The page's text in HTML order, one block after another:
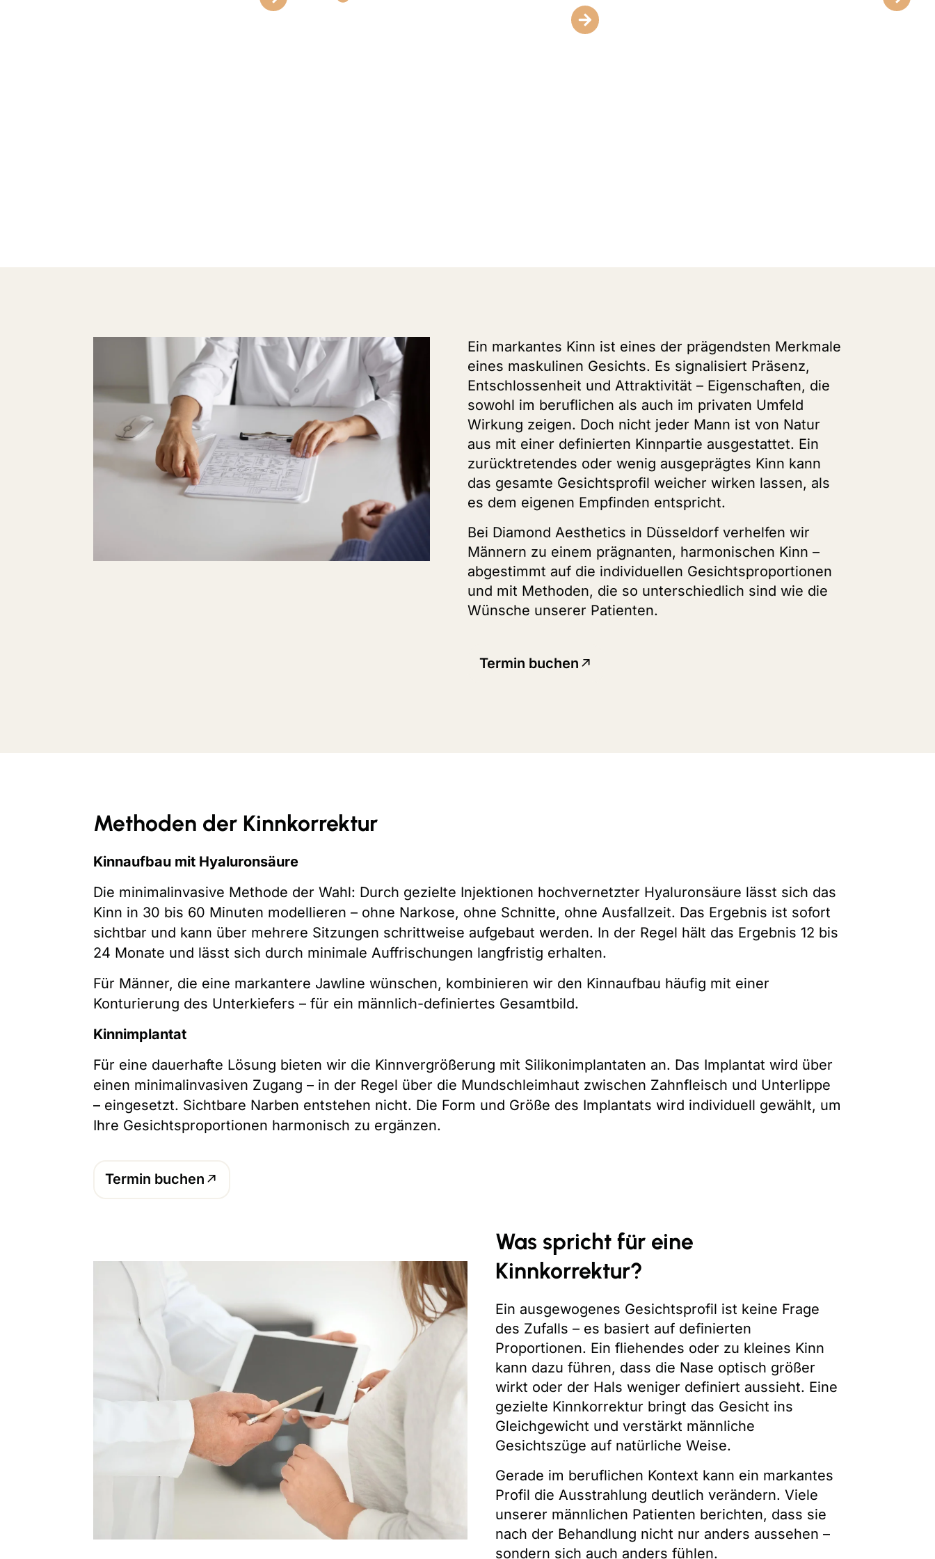
Ein markantes Kinn ist eines der prägendsten Merkmale
eines maskulinen Gesichts. Es signalisiert Präsenz,
Entschlossenheit und Attraktivität – Eigenschaften, die
sowohl im beruflichen als auch im privaten Umfeld
Wirkung zeigen. Doch nicht jeder Mann ist von Natur
aus mit einer definierten Kinnpartie ausgestattet. Ein
zurücktretendes oder wenig ausgeprägtes Kinn kann
das gesamte Gesichtsprofil weicher wirken lassen, als
es dem eigenen Empfinden entspricht.
Bei Diamond Aesthetics in Düsseldorf verhelfen wir
Männern zu einem prägnanten, harmonischen Kinn –
abgestimmt auf die individuellen Gesichtsproportionen
und mit Methoden, die so unterschiedlich sind wie die
Wünsche unserer Patienten.
Termin buchen
Methoden der Kinnkorrektur
Kinnaufbau mit Hyaluronsäure
Die minimalinvasive Methode der Wahl: Durch gezielte Injektionen hochvernetzter Hyaluronsäure lässt sich das
Kinn in 30 bis 60 Minuten modellieren – ohne Narkose, ohne Schnitte, ohne Ausfallzeit. Das Ergebnis ist sofort
sichtbar und kann über mehrere Sitzungen schrittweise aufgebaut werden. In der Regel hält das Ergebnis 12 bis
24 Monate und lässt sich durch minimale Auffrischungen langfristig erhalten.
Für Männer, die eine markantere Jawline wünschen, kombinieren wir den Kinnaufbau häufig mit einer
Konturierung des Unterkiefers – für ein männlich-definiertes Gesamtbild.
Kinnimplantat
Für eine dauerhafte Lösung bieten wir die Kinnvergrößerung mit Silikonimplantaten an. Das Implantat wird über
einen minimalinvasiven Zugang – in der Regel über die Mundschleimhaut zwischen Zahnfleisch und Unterlippe
– eingesetzt. Sichtbare Narben entstehen nicht. Die Form und Größe des Implantats wird individuell gewählt, um
Ihre Gesichtsproportionen harmonisch zu ergänzen.
Termin buchen
Was spricht für eine
Kinnkorrektur?
Ein ausgewogenes Gesichtsprofil ist keine Frage
des Zufalls – es basiert auf definierten
Proportionen. Ein fliehendes oder zu kleines Kinn
kann dazu führen, dass die Nase optisch größer
wirkt oder der Hals weniger definiert aussieht. Eine
gezielte Kinnkorrektur bringt das Gesicht ins
Gleichgewicht und verstärkt männliche
Gesichtszüge auf natürliche Weise.
Gerade im beruflichen Kontext kann ein markantes
Profil die Ausstrahlung deutlich verändern. Viele
unserer männlichen Patienten berichten, dass sie
nach der Behandlung nicht nur anders aussehen –
sondern sich auch anders fühlen.